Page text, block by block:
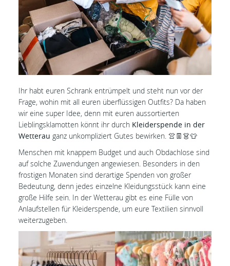
Ihr habt euren Schrank entrümpelt und steht nun vor der
Frage, wohin mit all euren überflüssigen Outfits? Da haben
wir eine super Idee, denn mit euren aussortierten
Lieblingsklamotten könnt ihr durch Kleiderspende in der
Wetterau ganz unkompliziert Gutes bewirken. 👚👖👗👕
Menschen mit knappem Budget und auch Obdachlose sind
auf solche Zuwendungen angewiesen. Besonders in den
frostigen Monaten sind derartige Spenden von großer
Bedeutung, denn jedes einzelne Kleidungsstück kann eine
große Hilfe sein. In der Wetterau gibt es eine Fülle von
Anlaufstellen für Kleiderspende, um eure Textilien sinnvoll
weiterzugeben.